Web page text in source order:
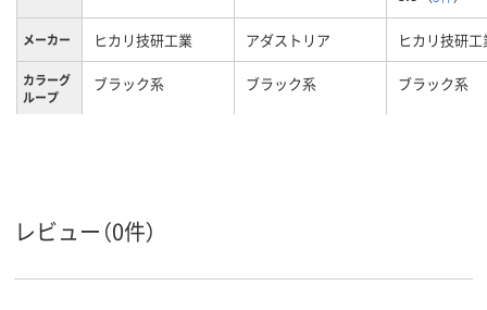
メーカー ヒカリ技研工業 アダストリア ヒカリ技研工
カラーグ
ループ
ブラック系 ブラック系 ブラック系
レビュー（0件）